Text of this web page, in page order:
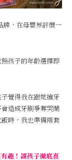
牌，在母嬰界評價一
孩子的年齡選擇即
覺得我在跟她搶牙
造成牙刷爭奪哭鬧
時，我也準備兩套
趣！讓孩子徹底喜